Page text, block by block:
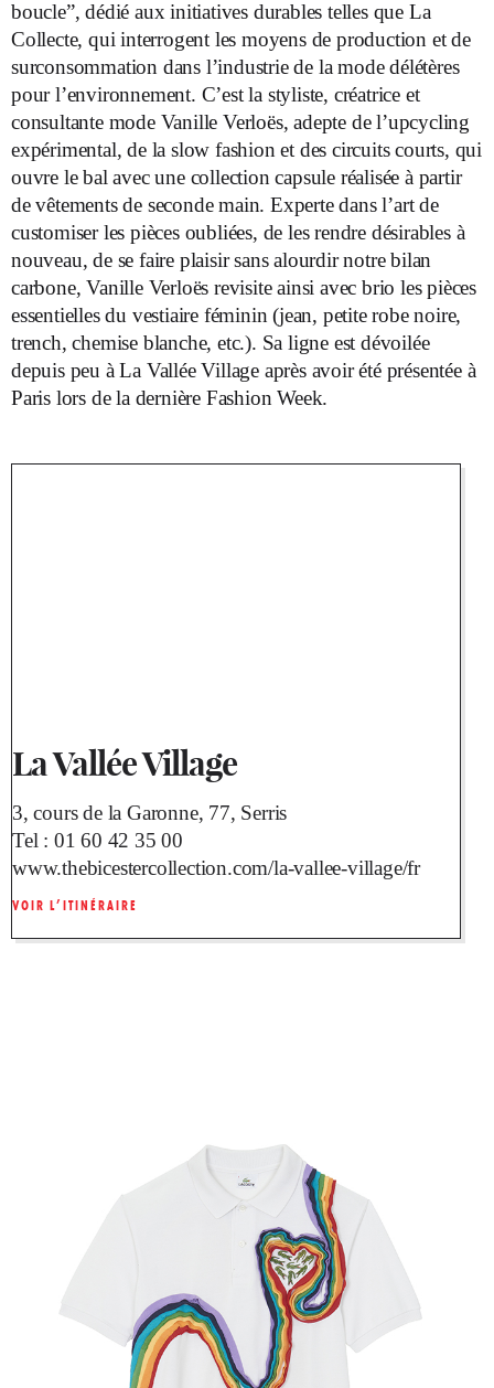
boucle”, dédié aux initiatives durables telles que La
Collecte, qui interrogent les moyens de production et de
surconsommation dans l’industrie de la mode délétères
pour l’environnement. C’est la styliste, créatrice et
consultante mode Vanille Verloës, adepte de l’upcycling
expérimental, de la slow fashion et des circuits courts, qui
ouvre le bal avec une collection capsule réalisée à partir
de vêtements de seconde main. Experte dans l’art de
customiser les pièces oubliées, de les rendre désirables à
nouveau, de se faire plaisir sans alourdir notre bilan
carbone, Vanille Verloës revisite ainsi avec brio les pièces
essentielles du vestiaire féminin (jean, petite robe noire,
trench, chemise blanche, etc.). Sa ligne est dévoilée
depuis peu à La Vallée Village après avoir été présentée à
Paris lors de la dernière Fashion Week.
La Vallée Village
3, cours de la Garonne, 77, Serris
Tel : 01 60 42 35 00
www.thebicestercollection.com/la-vallee-village/fr
VOIR L’ITINÉRAIRE